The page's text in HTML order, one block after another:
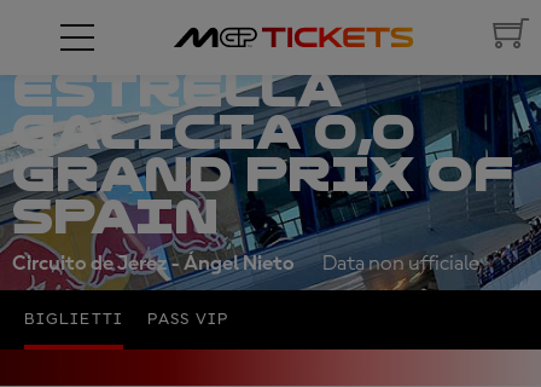
ESTRELLA
GALICIA 0,0
GRAND PRIX OF
SPAIN
Circuito de Jerez - Ángel Nieto Data non ufficiale
BIGLIETTI PASS VIP